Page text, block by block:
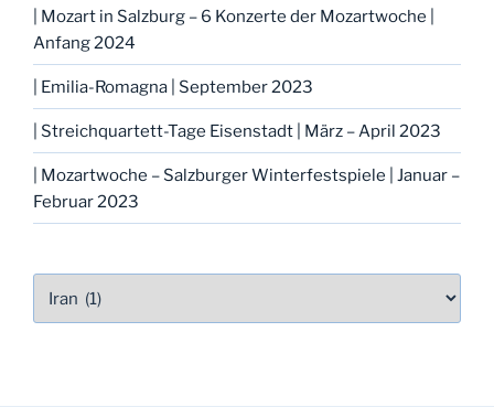
| Mozart in Salzburg – 6 Konzerte der Mozartwoche |
Anfang 2024
| Emilia-Romagna | September 2023
| Streichquartett-Tage Eisenstadt | März – April 2023
| Mozartwoche – Salzburger Winterfestspiele | Januar –
Februar 2023